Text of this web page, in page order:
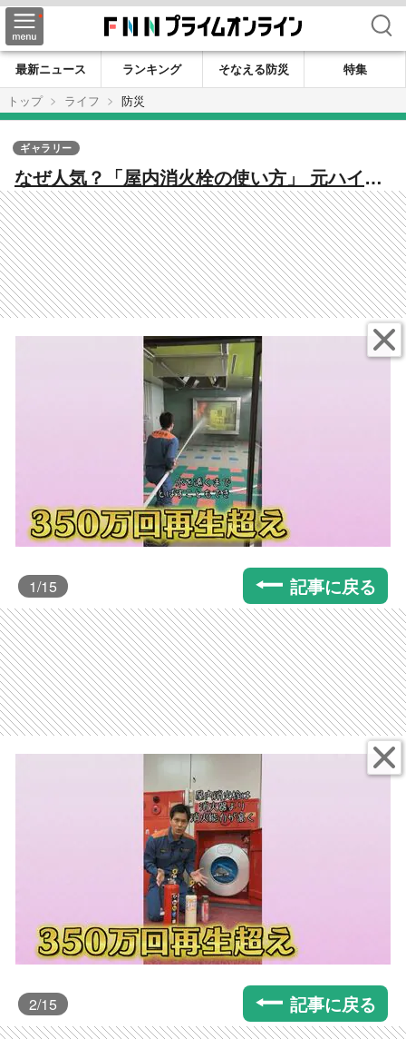
検索
最新ニュース ランキング そなえる防災
特集
トップ
ライフ 防災
なぜ人気？「屋内消火栓の使い方」 元ハイパ
ーレスキュー隊員が作る防災センター“インス
タ” の魅力【福岡発】
ギャラリー
1/15 記事に戻る
2/15 記事に戻る